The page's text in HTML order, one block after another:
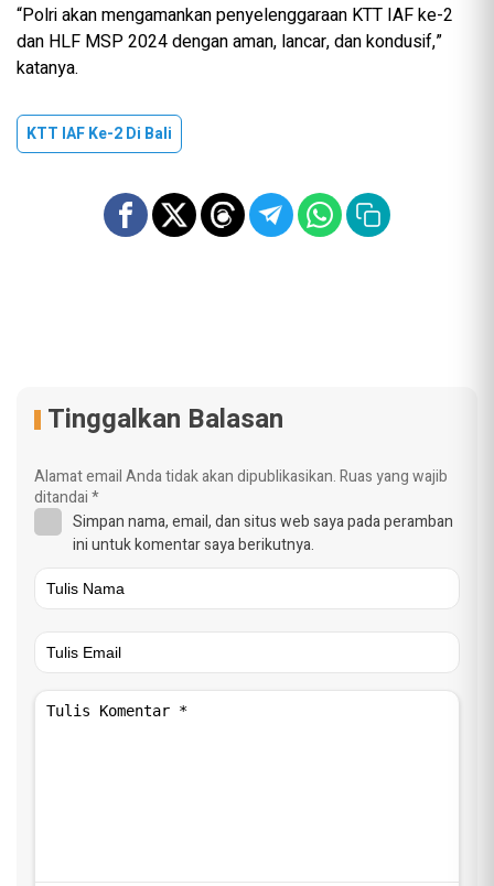
“Polri akan mengamankan penyelenggaraan KTT IAF ke-2
dan HLF MSP 2024 dengan aman, lancar, dan kondusif,”
katanya.
KTT IAF Ke-2 Di Bali
Tinggalkan Balasan
Alamat email Anda tidak akan dipublikasikan.Ruas yang wajib
ditandai*
Simpan nama, email, dan situs web saya pada peramban
ini untuk komentar saya berikutnya.